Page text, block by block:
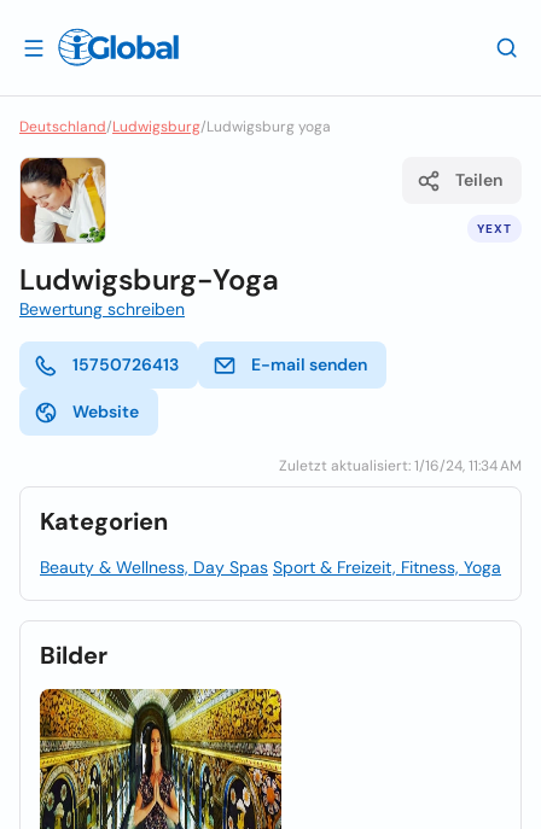
Deutschland/Ludwigsburg/Ludwigsburg yoga
YEXT
Teilen
Ludwigsburg-Yoga
Bewertung schreiben
15750726413 E-mail senden
Website
Zuletzt aktualisiert: 1/16/24, 11:34 AM
Kategorien
Beauty & Wellness, Day Spas Sport & Freizeit, Fitness, Yoga
Bilder